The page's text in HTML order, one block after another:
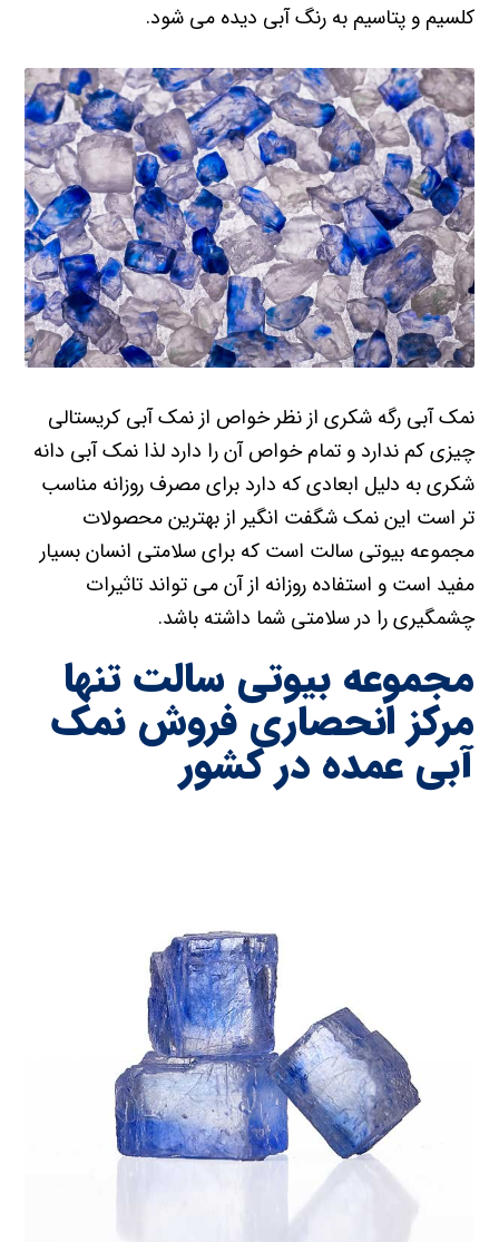
کلسیم و پتاسیم به رنگ آبی دیده می شود.
نمک آبی رگه شکری از نظر خواص از نمک آبی کریستالی
چیزی کم ندارد و تمام خواص آن را دارد لذا نمک آبی دانه
شکری به دلیل ابعادی که دارد برای مصرف روزانه مناسب
تر است این نمک شگفت انگیر از بهترین محصولات
مجموعه بیوتی سالت است که برای سلامتی انسان بسیار
مفید است و استفاده روزانه از آن می تواند تاثیرات
چشمگیری را در سلامتی شما داشته باشد.
مجموعه بیوتی سالت تنها
مرکز انحصاری فروش نمک
آبی عمده در کشور